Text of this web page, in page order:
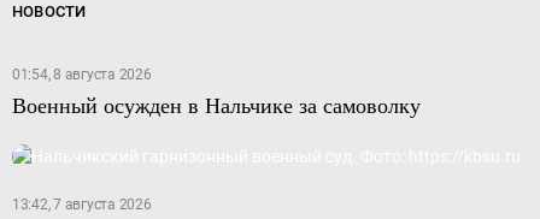
НОВОСТИ
01:54, 8 августа 2026
Военный осужден в Нальчике за самоволку
13:42, 7 августа 2026